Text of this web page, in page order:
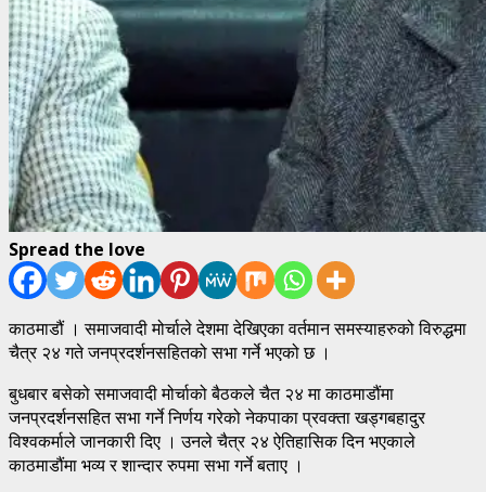
Spread the love
काठमाडौं । समाजवादी मोर्चाले देशमा देखिएका वर्तमान समस्याहरुको विरुद्धमा
चैत्र २४ गते जनप्रदर्शनसहितको सभा गर्ने भएको छ ।
बुधबार बसेको समाजवादी मोर्चाको बैठकले चैत २४ मा काठमाडौंमा
जनप्रदर्शनसहित सभा गर्ने निर्णय गरेको नेकपाका प्रवक्ता खड्गबहादुर
विश्वकर्माले जानकारी दिए । उनले चैत्र २४ ऐतिहासिक दिन भएकाले
काठमाडौंमा भव्य र शान्दार रुपमा सभा गर्ने बताए ।